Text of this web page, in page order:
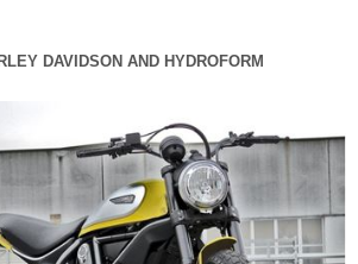
DAVIDSON AND HYDROFORM